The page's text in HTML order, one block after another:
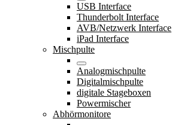
USB Interface
Thunderbolt Interface
AVB/Netzwerk Interface
iPad Interface
Mischpulte
Analogmischpulte
Digitalmischpulte
digitale Stageboxen
Powermischer
Abhörmonitore